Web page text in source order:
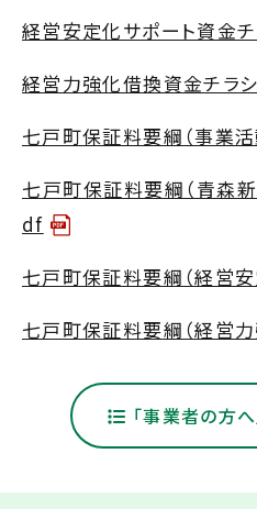
経営安定化サポート資金
経営力強化借換資金チラ
七戸町保証料要綱（事業
七戸町保証料要綱（青森
df
七戸町保証料要綱（経営
七戸町保証料要綱（経営
「事業者の方